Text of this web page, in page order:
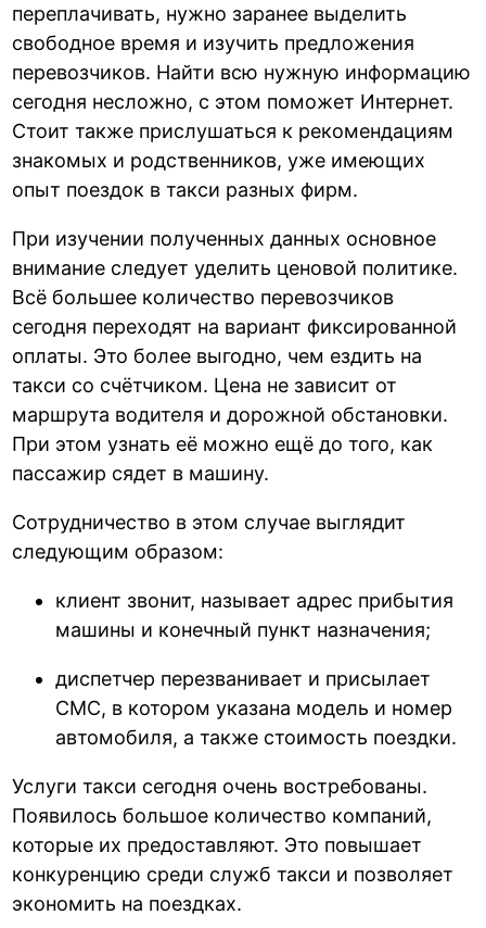
переплачивать, нужно заранее выделить
свободное время и изучить предложения
перевозчиков. Найти всю нужную информацию
сегодня несложно, с этом поможет Интернет.
Стоит также прислушаться к рекомендациям
знакомых и родственников, уже имеющих
опыт поездок в такси разных фирм.
При изучении полученных данных основное
внимание следует уделить ценовой политике.
Всё большее количество перевозчиков
сегодня переходят на вариант фиксированной
оплаты. Это более выгодно, чем ездить на
такси со счётчиком. Цена не зависит от
маршрута водителя и дорожной обстановки.
При этом узнать её можно ещё до того, как
пассажир сядет в машину.
Сотрудничество в этом случае выглядит
следующим образом:
клиент звонит, называет адрес прибытия
машины и конечный пункт назначения;
диспетчер перезванивает и присылает
СМС, в котором указана модель и номер
автомобиля, а также стоимость поездки.
Услуги такси сегодня очень востребованы.
Появилось большое количество компаний,
которые их предоставляют. Это повышает
конкуренцию среди служб такси и позволяет
экономить на поездках.